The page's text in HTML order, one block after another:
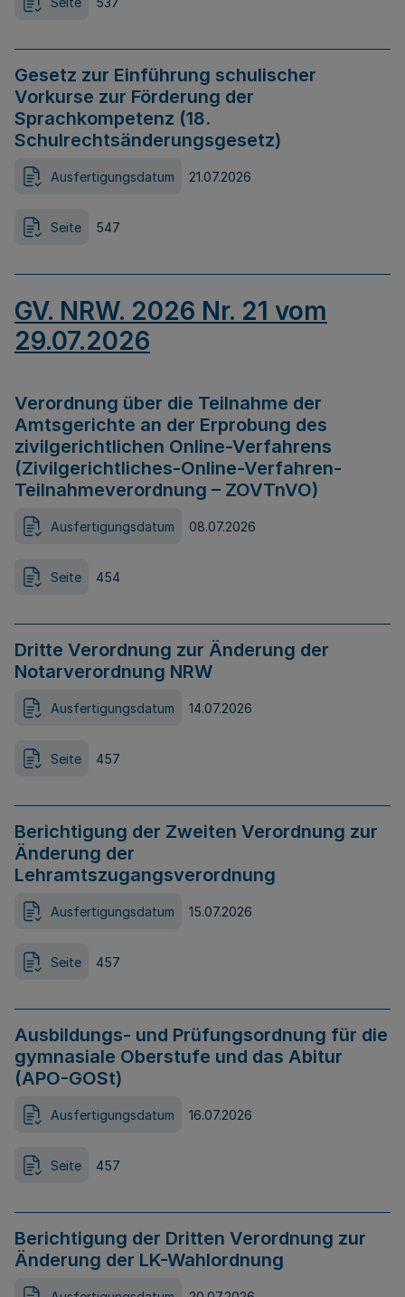
Gesetz zur Einführung schulischer
Vorkurse zur Förderung der
Sprachkompetenz (18.
Schulrechtsänderungsgesetz)
Ausfertigungsdatum 21.07.2026
Seite 547
GV. NRW. 2026 Nr. 21 vom
29.07.2026
Verordnung über die Teilnahme der
Amtsgerichte an der Erprobung des
zivilgerichtlichen Online-Verfahrens
(Zivilgerichtliches-Online-Verfahren-
Teilnahmeverordnung – ZOVTnVO)
Ausfertigungsdatum 08.07.2026
Seite 454
Dritte Verordnung zur Änderung der
Notarverordnung NRW
Ausfertigungsdatum 14.07.2026
Seite 457
Berichtigung der Zweiten Verordnung zur
Änderung der
Lehramtszugangsverordnung
Ausfertigungsdatum 15.07.2026
Seite 457
Ausbildungs- und Prüfungsordnung für die
gymnasiale Oberstufe und das Abitur
(APO-GOSt)
Ausfertigungsdatum 16.07.2026
Seite 457
Berichtigung der Dritten Verordnung zur
Änderung der LK-Wahlordnung